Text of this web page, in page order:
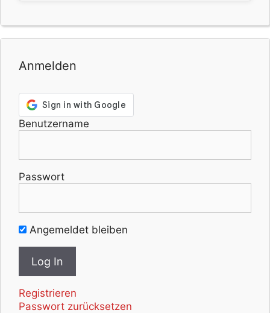
Anmelden
Benutzername
Passwort
Angemeldet bleiben
Registrieren
Passwort zurücksetzen